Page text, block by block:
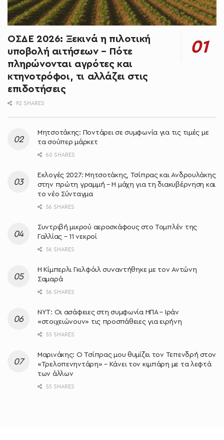
ΟΣΔΕ 2026: Ξεκινά η πιλοτική
υποβολή αιτήσεων – Πότε
πληρώνονται αγρότες και
κτηνοτρόφοι, τι αλλάζει στις
επιδοτήσεις
92 SHARES
Μητσοτάκης: Ποντάρει σε συμφωνία για τις τιμές με
τα σούπερ μάρκετ
60 SHARES
Εκλογές 2027: Μητσοτάκης, Τσίπρας και Ανδρουλάκης
στην πρώτη γραμμή – Η μάχη για τη διακυβέρνηση και
το νέο Σύνταγμα
56 SHARES
Συντριβή μικρού αεροσκάφους στο Τομπλέν της
Γαλλίας – 11 νεκροί
56 SHARES
Η Κίμπερλι Γκιλφόιλ συναντήθηκε με τον Αντώνη
Σαμαρά
56 SHARES
NYT: Οι ασάφειες στη συμφωνία ΗΠΑ – Ιράν
«στοιχειώνουν» τις προσπάθειες για ειρήνη
55 SHARES
Μαρινάκης: Ο Τσίπρας μου θυμίζει τον Τεπενδρή στον
«Τρελοπενηντάρη» – Κάνει τον κιμπάρη με τα λεφτά
των άλλων
55 SHARES